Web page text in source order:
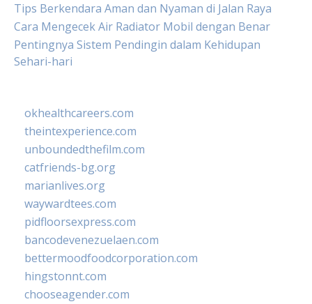
Tips Berkendara Aman dan Nyaman di Jalan Raya
Cara Mengecek Air Radiator Mobil dengan Benar
Pentingnya Sistem Pendingin dalam Kehidupan
Sehari-hari
okhealthcareers.com
theintexperience.com
unboundedthefilm.com
catfriends-bg.org
marianlives.org
waywardtees.com
pidfloorsexpress.com
bancodevenezuelaen.com
bettermoodfoodcorporation.com
hingstonnt.com
chooseagender.com